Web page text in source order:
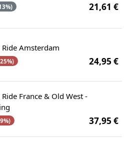
21,61 €
Amsterdam
24,95 €
France & Old West -
37,95 €